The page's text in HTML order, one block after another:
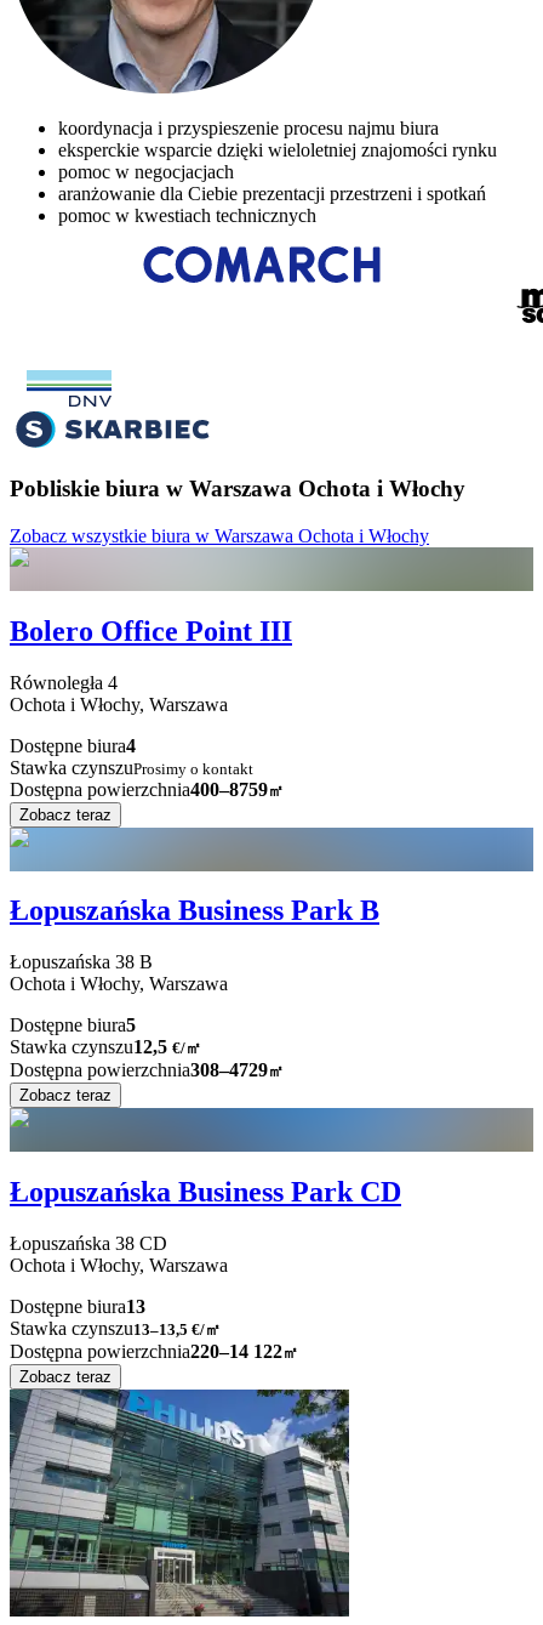
koordynacja i przyspieszenie procesu najmu biura
eksperckie wsparcie dzięki wieloletniej znajomości rynku
pomoc w negocjacjach
aranżowanie dla Ciebie prezentacji przestrzeni i spotkań
pomoc w kwestiach technicznych
Pobliskie biura w Warszawa Ochota i Włochy
Zobacz wszystkie biura w Warszawa Ochota i Włochy
Bolero Office Point III
Równoległa 4
Ochota i Włochy, Warszawa
Dostępne biura4
Stawka czynszuProsimy o kontakt
Dostępna powierzchnia400–8759㎡
Zobacz teraz
Łopuszańska Business Park B
Łopuszańska 38 B
Ochota i Włochy, Warszawa
Dostępne biura5
Stawka czynszu12,5 €/㎡
Dostępna powierzchnia308–4729㎡
Zobacz teraz
Łopuszańska Business Park CD
Łopuszańska 38 CD
Ochota i Włochy, Warszawa
Dostępne biura13
Stawka czynszu13–13,5 €/㎡
Dostępna powierzchnia220–14 122㎡
Zobacz teraz